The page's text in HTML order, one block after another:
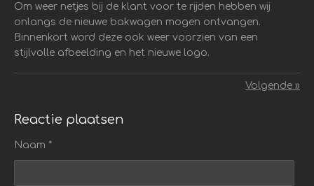
Om weer netjes bij de klant voor te rijden hebben wij
onlangs de nieuwe bakwagen mogen ontvangen.
Binnenkort word deze ook weer voorzien van een
stijlvolle afbeelding en het nieuwe logo.
Volgende »
Reactie plaatsen
Naam *